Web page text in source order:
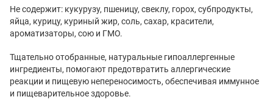
Не содержит: кукурузу, пшеницу, свеклу, горох, субпродукты,
яйца, курицу, куриный жир, соль, сахар, красители,
ароматизаторы, сою и ГМО.
Тщательно отобранные, натуральные гипоаллергенные
ингредиенты, помогают предотвратить аллергические
реакции и пищевую непереносимость, обеспечивая иммунное
и пищеварительное здоровье.